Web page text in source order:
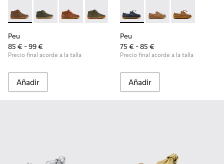
Peu - 90019-131 - Botines de piel marrones para niños.
Peu - 90019-130 - Botines de piel verdes para niños.
Peu - 90019-126Peu - 90019-125Peu - 90019-124
Peu - 90019-123
Peu - 90019-122
Peu -
Peu
85 € - 99 €
Precio final acorde a la talla
Añadir
Peu - K800689-002 -
Peu - K800689-004
Peu -
Peu
75 € - 85 €
Precio final acorde a la talla
Añadir